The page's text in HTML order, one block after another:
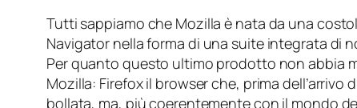
Tutti sappiamo che Mozilla è nata da una
Navigator nella forma di una suite integrata di
Per quanto questo ultimo prodotto non abbia
Mozilla: Firefoxil browser che, prima dell’arrivo
bollata, ma, più coerentemente con il mondo